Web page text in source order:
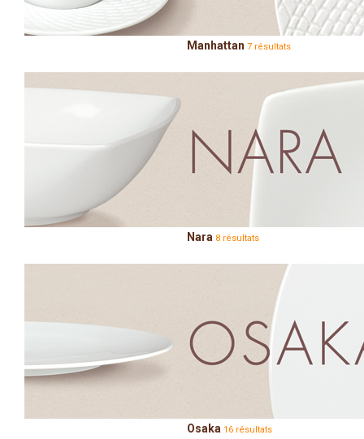
Manhattan 7 résultats
Nara 8 résultats
Osaka 16 résultats